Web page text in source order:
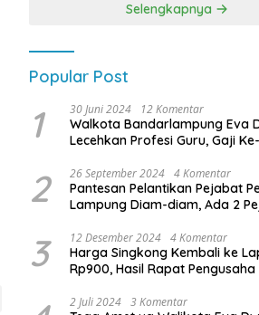
Kebangsaan
Selengkapnya
Popular Post
1 30 Juni 2024 12 Komentar
Walkota Bandarlampung Eva
Lecehkan Profesi Guru, Gaji
2 26 September 2024 4 Komentar
Pantesan Pelantikan Pejabat
Lampung Diam-diam, Ada 2
3 12 Desember 2024 4 Komentar
Harga Singkong Kembali ke
Rp900, Hasil Rapat
Lampung
2 Juli 2024 3 Komentar